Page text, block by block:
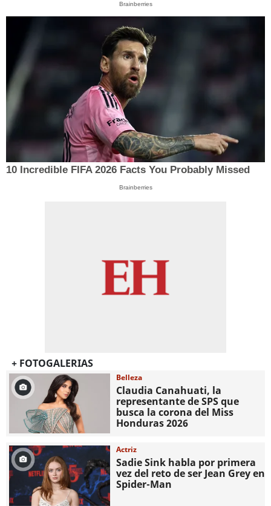
Brainberries
10 Incredible FIFA 2026 Facts You Probably Missed
Brainberries
+ FOTOGALERIAS
Belleza
Claudia Canahuati, la
representante de SPS que
busca la corona del Miss
Honduras 2026
Actriz
Sadie Sink habla por primera
vez del reto de ser Jean Grey en
Spider-Man